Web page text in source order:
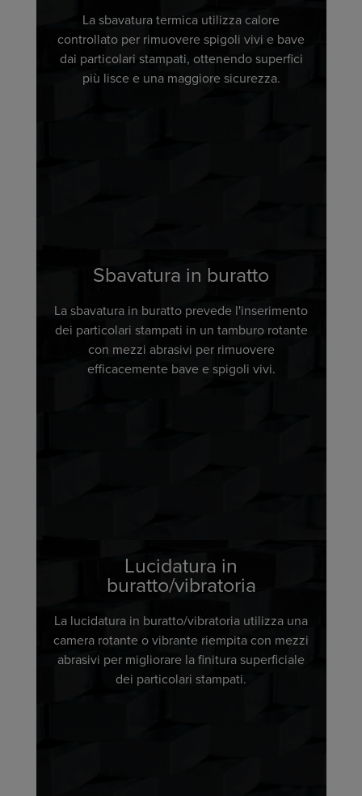
La sbavatura termica utilizza calore
controllato per rimuovere spigoli vivi e bave
dai particolari stampati, ottenendo superfici
più lisce e una maggiore sicurezza.
Sbavatura in buratto
La sbavatura in buratto prevede l'inserimento
dei particolari stampati in un tamburo rotante
con mezzi abrasivi per rimuovere
efficacemente bave e spigoli vivi.
Lucidatura in
buratto/vibratoria
La lucidatura in buratto/vibratoria utilizza una
camera rotante o vibrante riempita con mezzi
abrasivi per migliorare la finitura superficiale
dei particolari stampati.